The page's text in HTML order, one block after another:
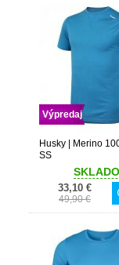
Výpredaj
Husky | Merino
SS
33,10 €
49,90 €